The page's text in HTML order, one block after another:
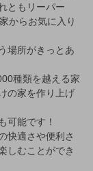
ともリーパー
からお気に入り
場所がきっとあ
種類を越える家
の家を作り上げ
可能です！
快適さや便利さ
しむことができ